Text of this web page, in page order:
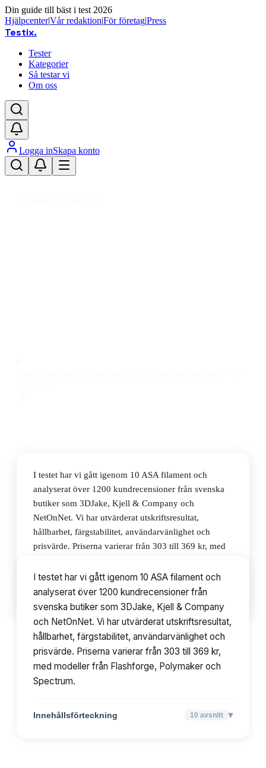
Din guide till bäst i test 2026
Hjälpcenter|Vår redaktion|För företag|Press
Testix.
Tester
Kategorier
Så testar vi
Om oss
Logga inSkapa konto
I testet har vi gått igenom 10 ASA filament och
analyserat över 1200 kundrecensioner från svenska
butiker som 3DJake, Kjell & Company och
NetOnNet. Vi har utvärderat utskriftsresultat,
hållbarhet, färgstabilitet, användarvänlighet och
prisvärde. Priserna varierar från 303 till 369 kr, med
Innehållsförteckning 10avsnitt
I testet har vi gått igenom 10 ASA filament och
analyserat över 1200 kundrecensioner från
svenska butiker som 3DJake, Kjell & Company
och NetOnNet. Vi har utvärderat utskriftsresultat,
hållbarhet, färgstabilitet, användarvänlighet och
prisvärde. Priserna varierar från 303 till 369 kr,
med modeller från Flashforge, Polymaker och
Spectrum.
Innehållsförteckning 10 avsnitt ▾